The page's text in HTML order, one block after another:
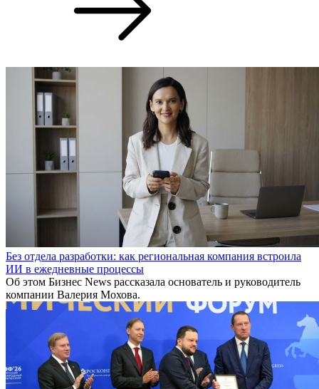
Без отдела разработки: как региональная компания встроила
ИИ в ежедневные процессы
Об этом Бизнес News рассказала основатель и руководитель
компании Валерия Мохова.